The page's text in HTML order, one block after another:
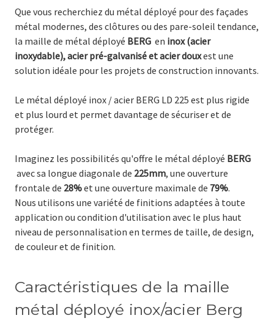
Que vous recherchiez du métal déployé pour des façades
métal modernes, des clôtures ou des pare-soleil tendance,
la maille de métal déployé BERG en inox (acier
inoxydable), acier pré-galvanisé et acier douxest une
solution idéale pour les projets de construction innovants.
Le métal déployé inox / acier BERG LD 225 est plus rigide
et plus lourd et permet davantage de sécuriser et de
protéger.
Imaginez les possibilités qu'offre le métal déployé BERG
avec sa longue diagonale de 225mm, une ouverture
frontale de 28%et une ouverture maximale de 79%.
Nous utilisons une variété de finitions adaptées à toute
application ou condition d'utilisation avec le plus haut
niveau de personnalisation en termes de taille, de design,
de couleur et de finition.
Caractéristiques de la maille
métal déployé inox/acier Berg